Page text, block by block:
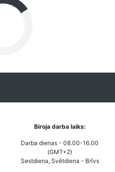
Biroja darba laiks:
Darba dienas - 08.00-16.00
(GMT+2)
Sestdiena, Svētdiena - Brīvs